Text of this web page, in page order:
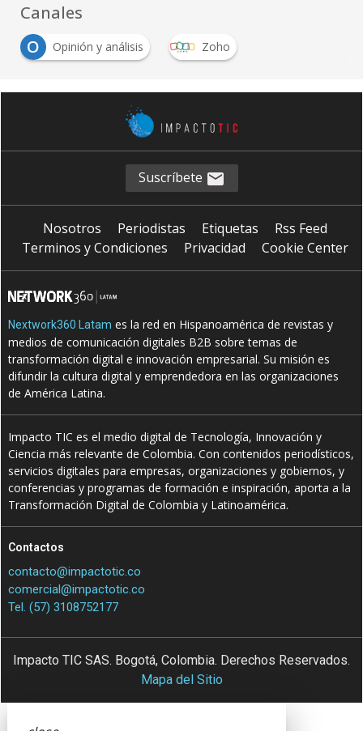
Canales
O
Opinión y análisis Zoho
Suscríbete
Nosotros Periodistas Etiquetas
Rss Feed
Terminos y Condiciones
Privacidad Cookie Center
Nextwork360 Latam es la red en Hispanoamérica de revistas y
medios de comunicación digitales B2B sobre temas de
transformación digital e innovación empresarial. Su misión es
difundir la cultura digital y emprendedora en las organizaciones
de América Latina.
Impacto TIC es el medio digital de Tecnología, Innovación y
Ciencia más relevante de Colombia. Con contenidos periodísticos,
servicios digitales para empresas, organizaciones y gobiernos, y
conferencias y programas de formación e inspiración, aporta a la
Transformación Digital de Colombia y Latinoamérica.
Contactos
contacto@impactotic.co
comercial@impactotic.co
Tel. (57) 3108752177
Impacto TIC SAS. Bogotá, Colombia. Derechos Reservados.
Mapa del Sitio